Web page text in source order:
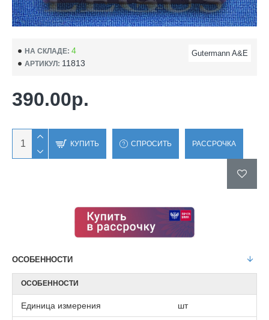
НА СКЛАДЕ: 4
АРТИКУЛ: 11813
Gutermann A&E
390.00р.
КУПИТЬ СПРОСИТЬ РАССРОЧКА
ОСОБЕННОСТИ
ОСОБЕННОСТИ
Единица измерения шт